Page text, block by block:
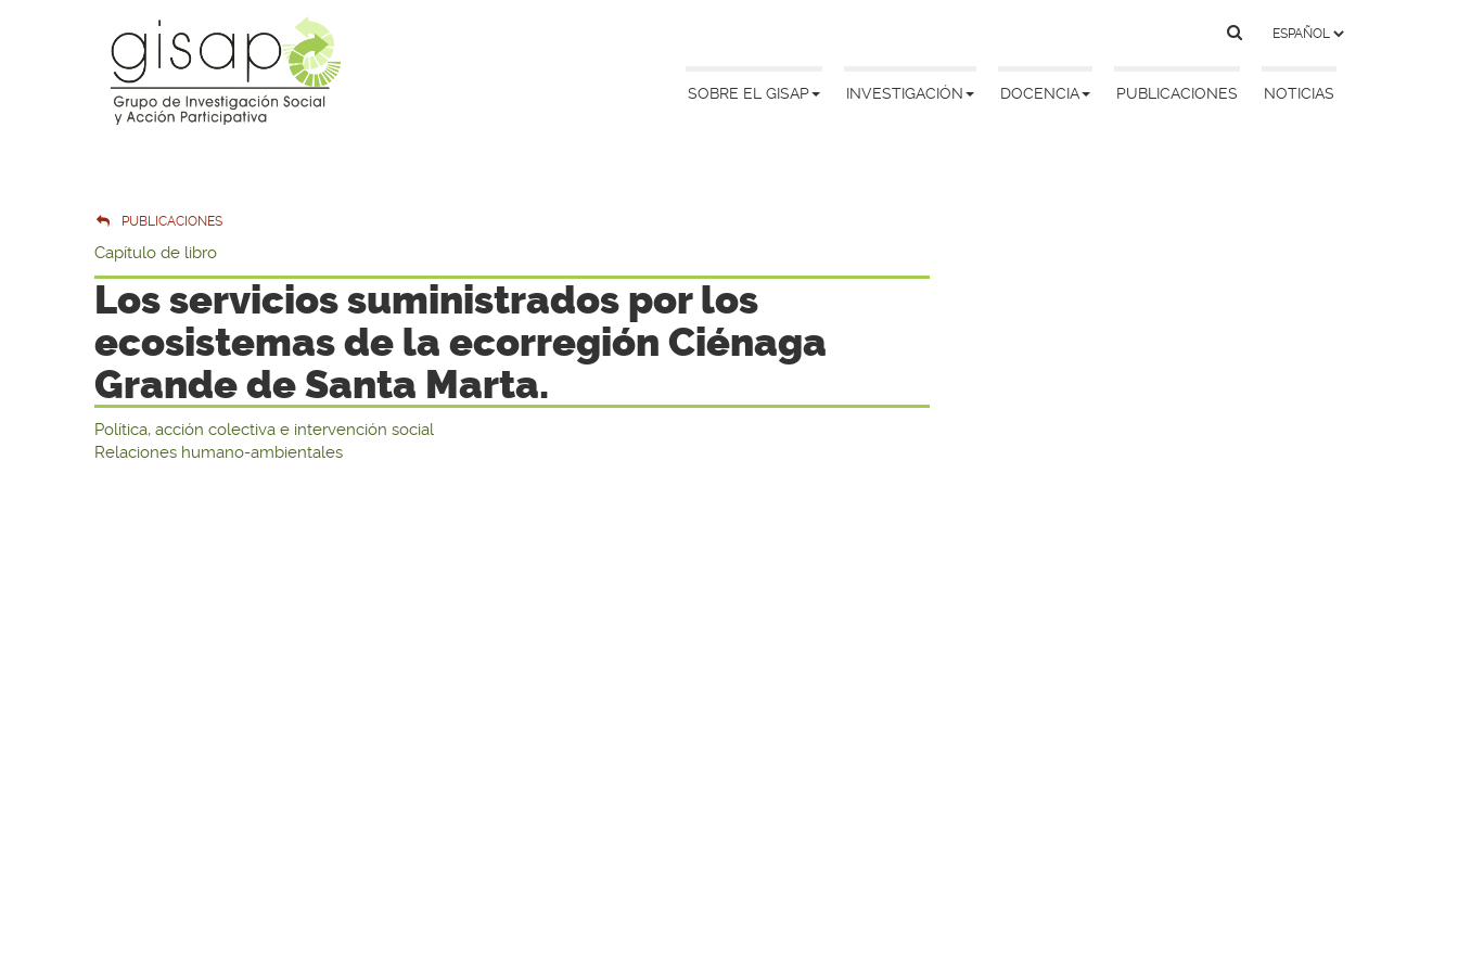
SOBRE EL GISAP INVESTIGACIÓN DOCENCIA PUBLICACIONES NOTICIAS
PUBLICACIONES
Capítulo de libro
Los servicios suministrados por los
ecosistemas de la ecorregión Ciénaga
Grande de Santa Marta.
Política, acción colectiva e intervención social
Relaciones humano-ambientales